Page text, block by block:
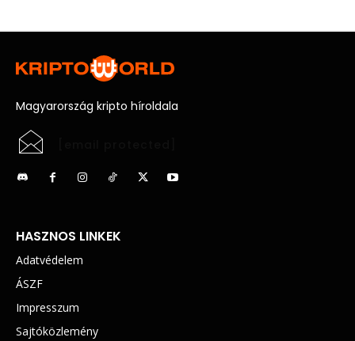
Magyarország kripto híroldala
HASZNOS LINKEK
Adatvédelem
ÁSZF
Impresszum
Sajtóközlemény